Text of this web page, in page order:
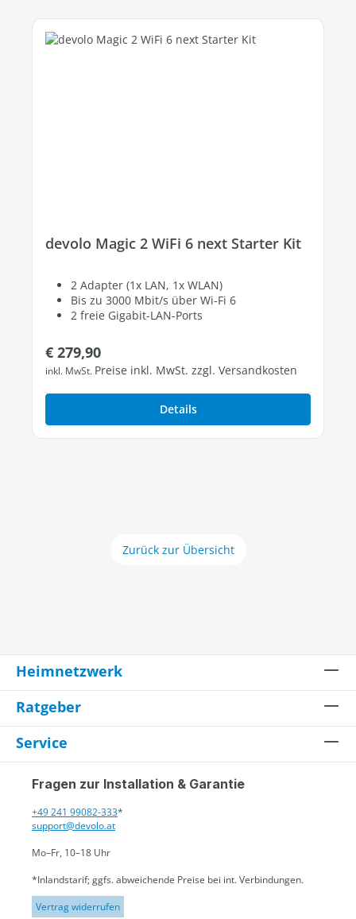
devolo Magic 2 WiFi 6 next Starter Kit
2 Adapter (1x LAN, 1x WLAN)
Bis zu 3000 Mbit/s über Wi-Fi 6
2 freie Gigabit-LAN-Ports
Regulärer Preis:
€ 279,90
inkl. MwSt. Preise inkl. MwSt. zzgl. Versandkosten
Details
Zurück zur Übersicht
Heimnetzwerk
Ratgeber
Service
Fragen zur Installation & Garantie
+49 241 99082-333*
support@devolo.at
Mo–Fr, 10–18 Uhr
*Inlandstarif; ggfs. abweichende Preise bei int. Verbindungen.
Vertrag widerrufen